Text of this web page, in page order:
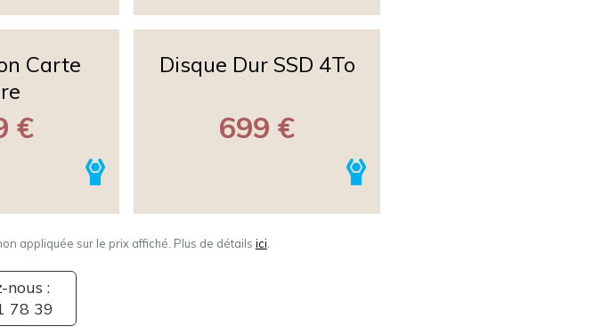
Carte
€
Disque Dur SSD 4To
699 €
appliquée sur le prix affiché. Plus de détails ici
nous :
78 39